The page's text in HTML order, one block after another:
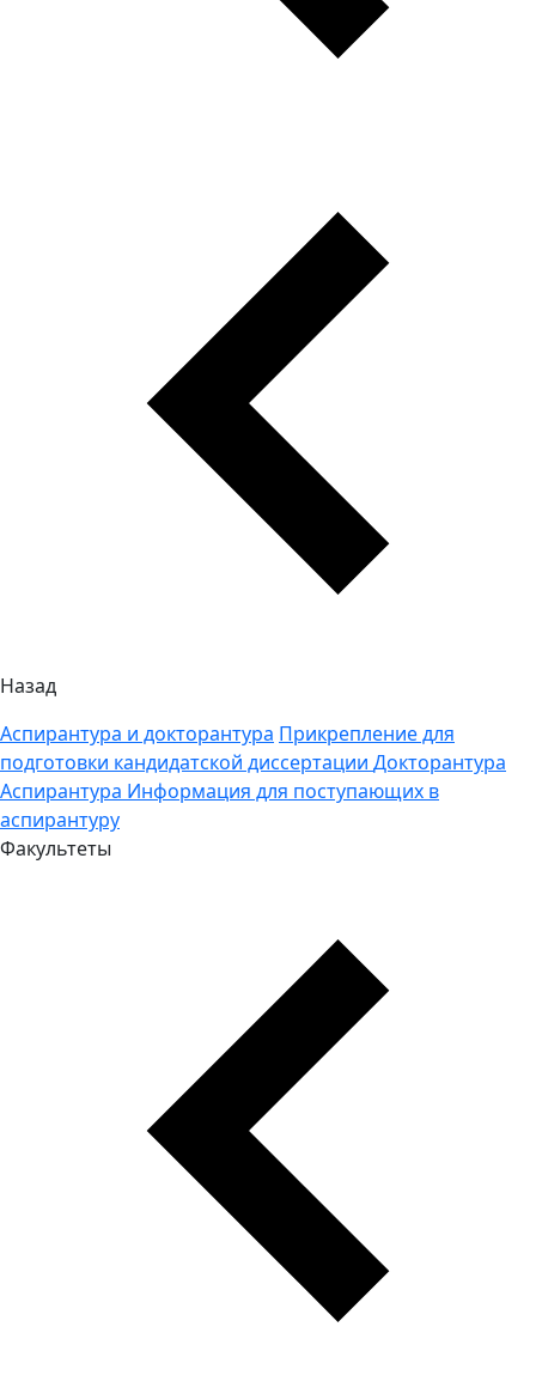
Назад
Аспирантура и докторантура Прикрепление для
подготовки кандидатской диссертации Докторантура
Аспирантура Информация для поступающих в
аспирантуру
Факультеты